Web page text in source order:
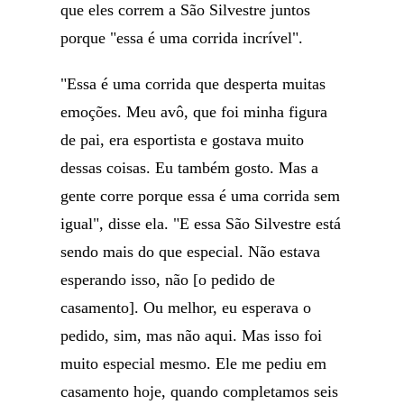
que eles correm a São Silvestre juntos
porque "essa é uma corrida incrível".
"Essa é uma corrida que desperta muitas
emoções. Meu avô, que foi minha figura
de pai, era esportista e gostava muito
dessas coisas. Eu também gosto. Mas a
gente corre porque essa é uma corrida sem
igual", disse ela. "E essa São Silvestre está
sendo mais do que especial. Não estava
esperando isso, não [o pedido de
casamento]. Ou melhor, eu esperava o
pedido, sim, mas não aqui. Mas isso foi
muito especial mesmo. Ele me pediu em
casamento hoje, quando completamos seis